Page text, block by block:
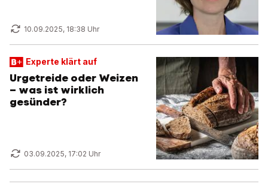
10.09.2025, 18:38 Uhr
Experte klärt auf
Urgetreide oder Weizen
– was ist wirklich
gesünder?
03.09.2025, 17:02 Uhr